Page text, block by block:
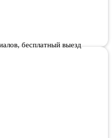
бесплатный выезд